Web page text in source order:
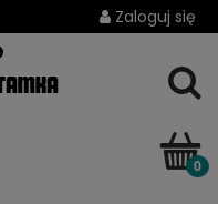
Zaloguj się